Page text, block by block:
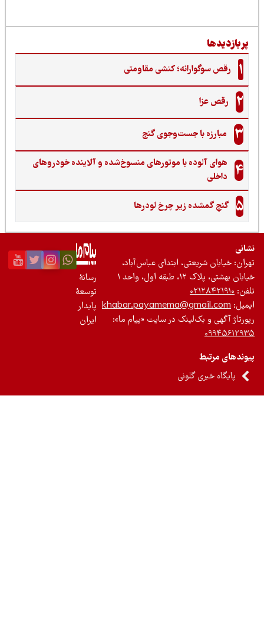
رقص سوگوارانه؛ کنشی مقاومتی
رقص عزا
مبارزه با جست‌وجوی گنج‌
هوای آلوده با موتورهای منسوخ‌شده و آلاینده خودروهای
داخلی
گنجِ گمشده زیر چرخ لودرها
خیابان شریعتی، ابتدای عباس‌آباد،
بهشتی، پلاک ۱۲، طبقه اول، واحد ۱
۰۲۱۲۸۴۲۱۹۱۰
khabar.payamema@gmail.com
آگهی و بک‌لینک در سایت «پیام ما»:
مرتبط
پایگاه خبری گلونی
توسعۀ
پایدار
ایران